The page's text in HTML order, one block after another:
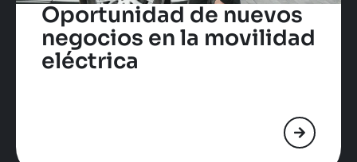
Oportunidad de nuevos
negocios en la movilidad
eléctrica